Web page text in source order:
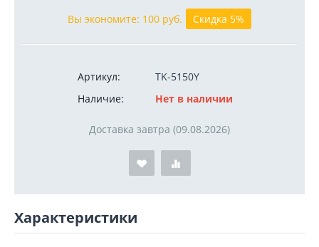
Вы экономите: 100 руб. Скидка 5%
Артикул:
TK-5150Y
Наличие:
Нет в наличии
Доставка завтра (09.08.2026)
Характеристики